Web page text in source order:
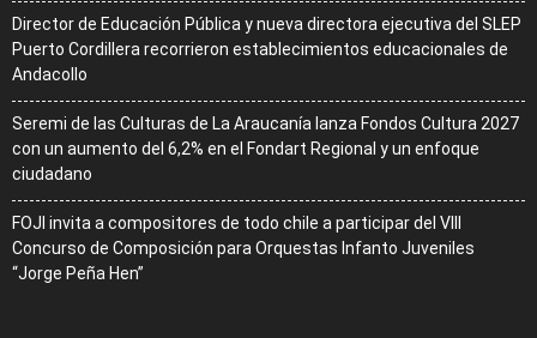
Director de Educación Pública y nueva directora ejecutiva del SLEP
Puerto Cordillera recorrieron establecimientos educacionales de
Andacollo
Seremi de las Culturas de La Araucanía lanza Fondos Cultura 2027
con un aumento del 6,2% en el Fondart Regional y un enfoque
ciudadano
FOJI invita a compositores de todo chile a participar del VIII
Concurso de Composición para Orquestas Infanto Juveniles
“Jorge Peña Hen”